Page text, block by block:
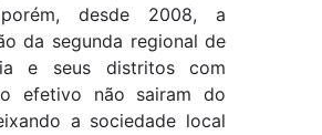
desde 2008, a
da segunda regional de
e seus distritos com
efetivo não sairam do
a sociedade local